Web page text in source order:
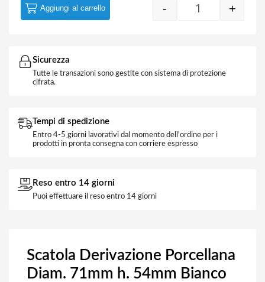
Scatola
- +
Aggiungi al carrello
Sicurezza
Tutte le transazioni sono gestite con sistema di protezione
cifrata.
Tempi di spedizione
Entro 4-5 giorni lavorativi dal momento dell'ordine per i
prodotti in pronta consegna con corriere espresso
Reso entro 14 giorni
Puoi effettuare il reso entro 14 giorni
Scatola Derivazione Porcellana
Diam. 71mm h. 54mm Bianco